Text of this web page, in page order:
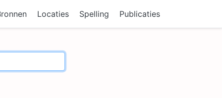
Locaties Spelling Publicaties